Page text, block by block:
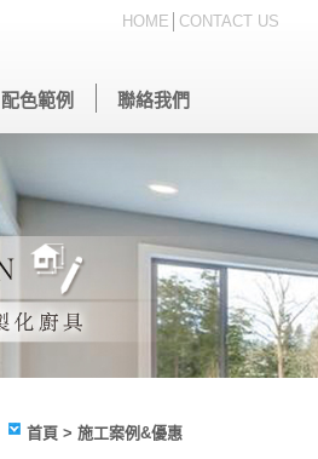
HOME CONTACT US
配色範例 聯絡我們
首頁 > 施工案例&優惠